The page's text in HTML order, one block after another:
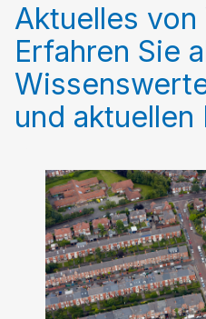
Aktuelles von
Erfahren Sie
und aktuellen